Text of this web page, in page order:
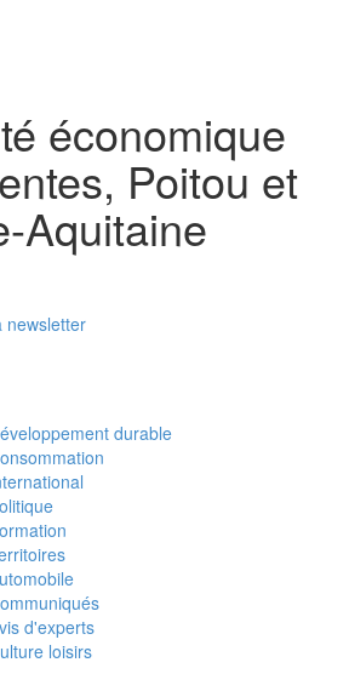
économique
Poitou et
Aquitaine
newsletter
durable
d'experts
loisirs